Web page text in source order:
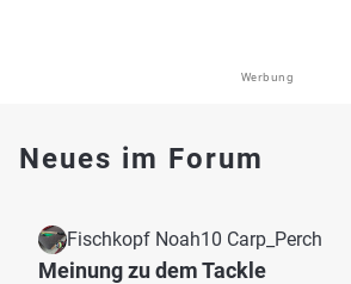
Werbung
Neues im Forum
Fischkopf Noah10 Carp_Perch
Meinung zu dem Tackle